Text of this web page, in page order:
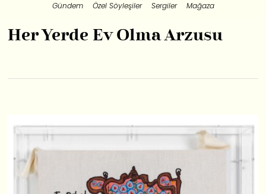
Gündem
Özel Söyleşiler Sergiler Mağaza
Her Yerde Ev Olma Arzusu